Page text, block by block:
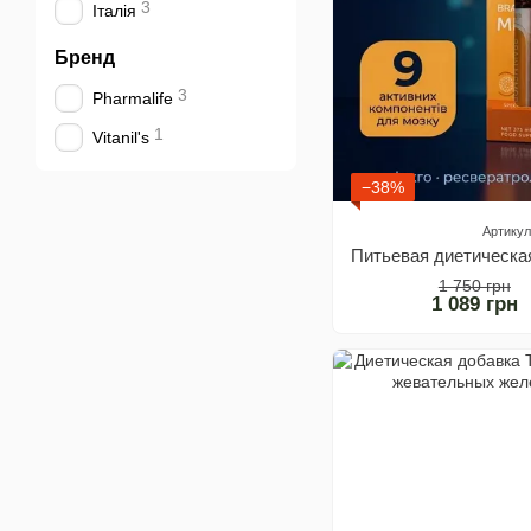
−38%
1 750 грн
1 089 грн
Італія 3
Бренд
Pharmalife 3
Vitanil's 1